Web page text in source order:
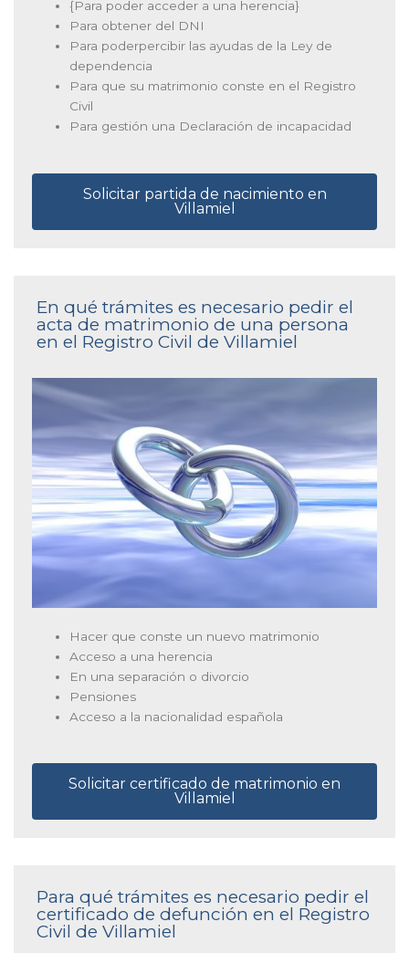
{Para poder acceder a una herencia}
Para obtener del DNI
Para poderpercibir las ayudas de la Ley de
dependencia
Para que su matrimonio conste en el Registro
Civil
Para gestión una Declaración de incapacidad
Solicitar partida de nacimiento en
Villamiel
En qué trámites es necesario pedir el
acta de matrimonio de una persona
en el Registro Civil de Villamiel
Hacer que conste un nuevo matrimonio
Acceso a una herencia
En una separación o divorcio
Pensiones
Acceso a la nacionalidad española
Solicitar certificado de matrimonio en
Villamiel
Para qué trámites es necesario pedir el
certificado de defunción en el Registro
Civil de Villamiel